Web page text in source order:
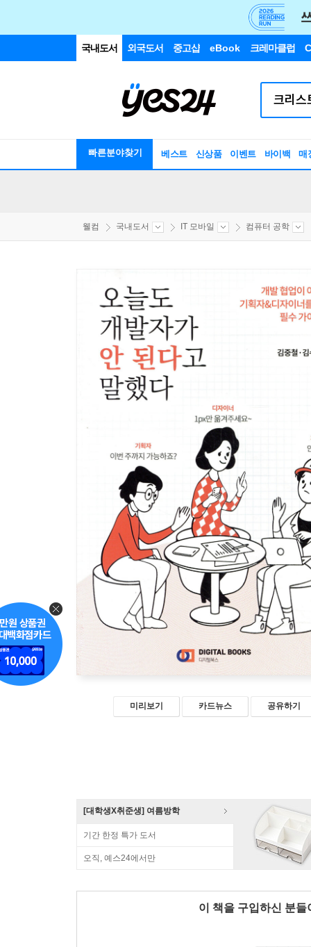
국내도서 외국도서 중고샵 eBook 크레마클럽
빠른분야찾기 베스트 신상품 이벤트 바이백 매
웰컴 국내도서 IT 모바일 컴퓨터 공학
미리보기 카드뉴스 공유하기
[대학생X취준생] 여름방학
기간 한정 특가 도서
오직, 예스24에서만
이 책을 구입하신 분